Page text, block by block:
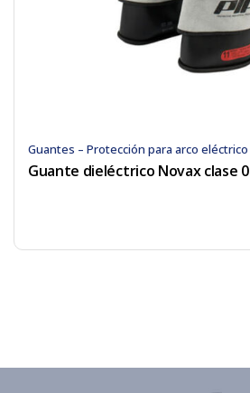
Guantes – Protección para arco eléctrico
Guante dieléctrico Novax clase 0